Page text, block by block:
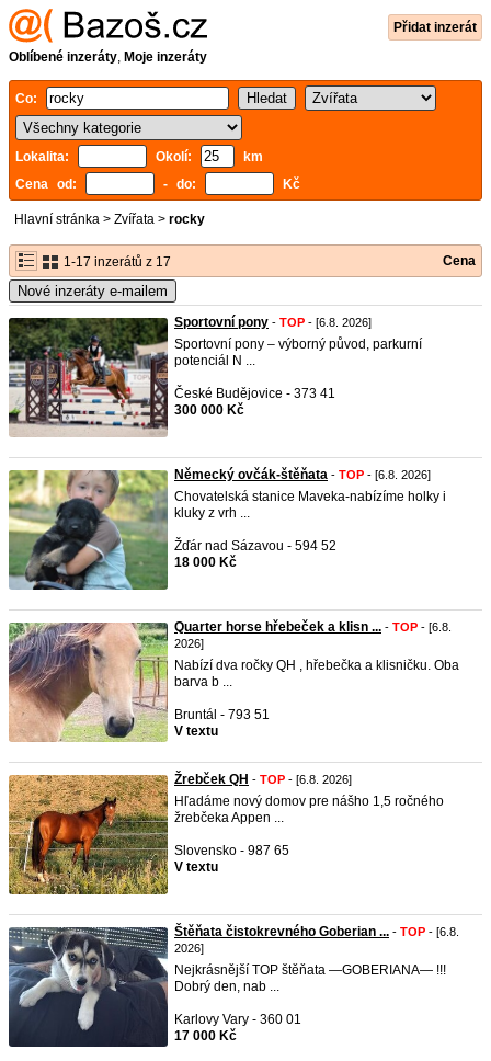
Přidat inzerát
Oblíbené inzeráty, Moje inzeráty
Co:
Lokalita: Okolí:
km
Cena od:
- do: Kč
Hlavní stránka > Zvířata > rocky
1-17 inzerátů z 17 Cena
Nové inzeráty e-mailem
Sportovní pony - TOP - [6.8. 2026]
Sportovní pony – výborný původ, parkurní
potenciál N ...
České Budějovice - 373 41
300 000 Kč
Německý ovčák-štěňata - TOP - [6.8. 2026]
Chovatelská stanice Maveka-nabízíme holky i
kluky z vrh ...
Žďár nad Sázavou - 594 52
18 000 Kč
Quarter horse hřebeček a klisn ... - TOP - [6.8.
2026]
Nabízí dva ročky QH , hřebečka a klisničku. Oba
barva b ...
Bruntál - 793 51
V textu
Žrebček QH - TOP - [6.8. 2026]
Hľadáme nový domov pre nášho 1,5 ročného
žrebčeka Appen ...
Slovensko - 987 65
V textu
Štěňata čistokrevného Goberian ... - TOP - [6.8.
2026]
Nejkrásnější TOP štěňata —GOBERIANA— !!!
Dobrý den, nab ...
Karlovy Vary - 360 01
17 000 Kč